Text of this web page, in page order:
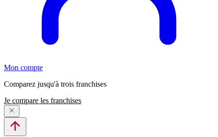
Mon compte
Comparez jusqu'à trois franchises
Je compare les franchises